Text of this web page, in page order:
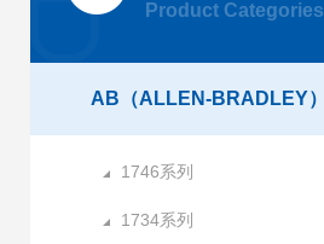
Product Categories
AB（ALLEN-BRADLEY）
1746系列
1734系列